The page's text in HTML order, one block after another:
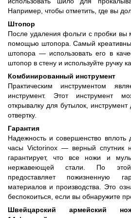
Например, чтобы отметить, где вы
Штопор
После удаления фольги с пробки вы
помощью штопора. Самый
штопора — использовать его в
штопор в стену и используйте ручку
Комбинированный инструмент
Практическим инструментом
инструмент. Этот инструмент
открывалку для бутылок, инструмент
отвертку.
Гарантия
Надежность и совершенство вплоть
часы Victorinox — верный спутник
гарантирует, что все ножи и
нержавеющей стали. По
предоставляет пожизненную
материалов и производства. Это
беспокоиться, если вы обнаружите
Швейцарский армейский